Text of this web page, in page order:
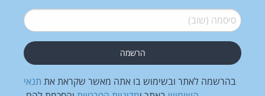
סיסמה (שוב)*
בהרשמה לאתר ובשימוש בו אתה מאשר שקראת את תנאי